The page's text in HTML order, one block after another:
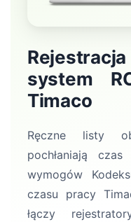
system
Timaco
Ręczne listy
pochłaniają
wymogów
czasu pracy
łączy